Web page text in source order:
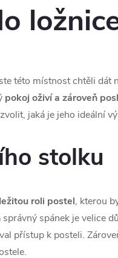
této místnost chtěli dát
pokoj oživí a zároveň
jaká je jeho ideální
stolku
roli postel, kterou
spánek je velice
přístup k posteli.